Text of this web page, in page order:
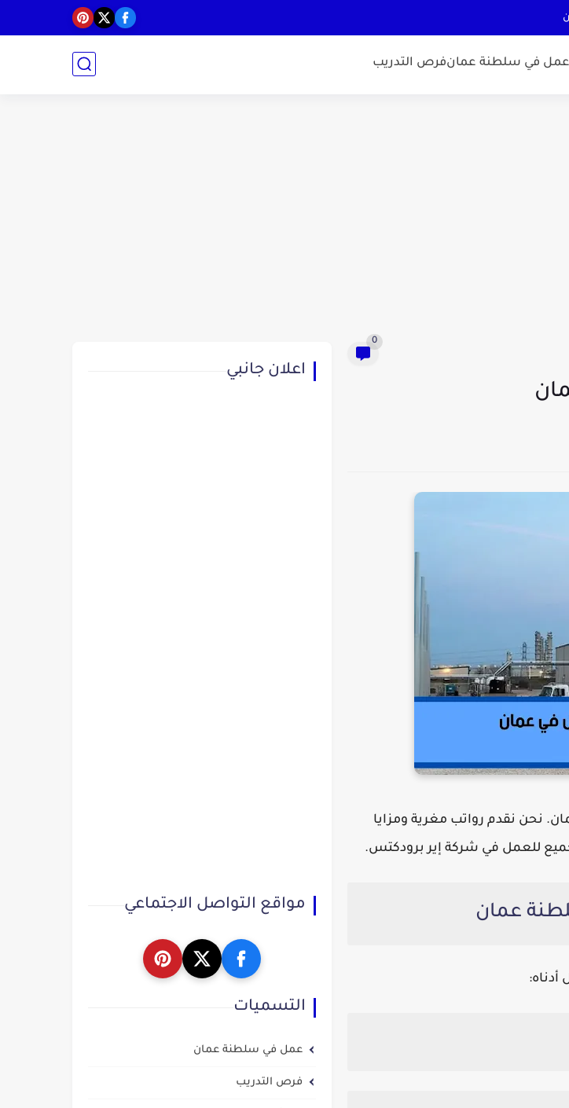
عمل في سلطنة عمانفرص التدريب
0
نحن نقدم رواتب مغرية ومزايا
للعمل في شركة إير برودكتس.
عمان
أدناه:
اعلان جانبي
مواقع التواصل الاجتماعي
التسميات
عمل في سلطنة عمان
فرص التدريب